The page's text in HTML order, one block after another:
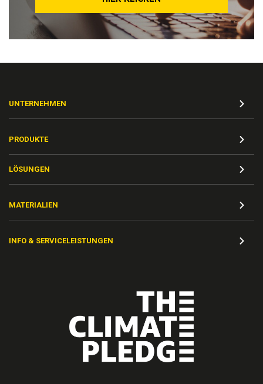
UNTERNEHMEN
PRODUKTE
LÖSUNGEN
MATERIALIEN
INFO & SERVICELEISTUNGEN